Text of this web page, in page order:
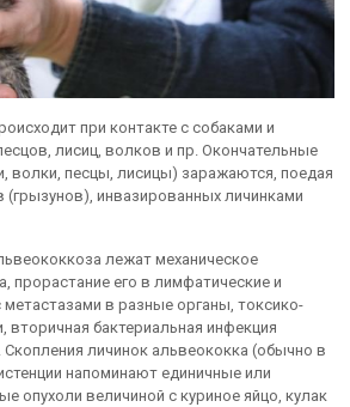
при контакте с собаками и
лисиц, волков и пр. Окончательные
волки, песцы, лисицы) заражаются, поедая
инвазированных личинками
лежат механическое
прорастание его в лимфатические и
в разные органы, токсико-
вторичная бактериальная инфекция
Скопления личинок альвеококка (обычно в
напоминают единичные или
опухоли величиной с куриное яйцо, кулак